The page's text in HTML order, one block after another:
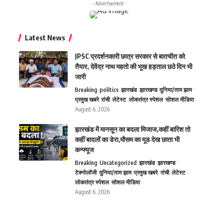
- Advertisement -
Latest News
JPSC प्रदर्शनकारी छात्र सरकार से बातचीत को
तैयार, देवेंद्र नाथ महतो की भूख हड़ताल छठे दिन भी
जारी
Breaking politics झारखंड झारखण्ड दुनिया/ताम झाम
प्रमुख खबरे रांची लेटेस्ट लोकतंत्र स्पेशल सोशल मीडिया
August 6, 2026
झारखंड में मानसून का बदला मिजाज,कहीं बारिश तो
कहीं बादलों का डेरा,मौसम का मूड देख छाता भी
कन्फ्यूज
Breaking Uncategorized झारखंड झारखण्ड
टेक्नोलॉजी दुनिया/ताम झाम प्रमुख खबरे रांची लेटेस्ट
लोकतंत्र स्पेशल सोशल मीडिया
August 6, 2026